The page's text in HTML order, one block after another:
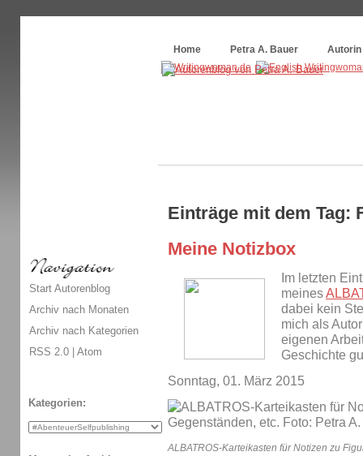
Home
Petra A. Bauer Autorin
Einträge mit dem Tag:
Meine Notizbox
Im letzten
meines
dabei kein
mich als
eigenen
Geschichte
Sonntag, 01. März 2015
ALBATROS-Karteikasten für Notizen zu
Start Autorenblog
Archiv nach Monaten
Archiv nach Kategorien
RSS 2.0 | Atom
Kategorien: